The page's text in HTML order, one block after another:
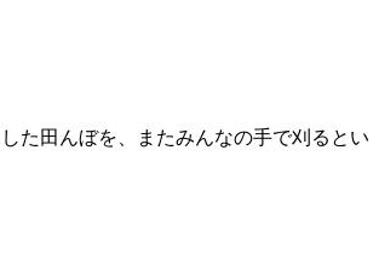
た田んぼを、またみんなの手で刈るとい